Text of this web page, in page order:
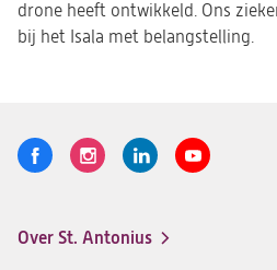
drone heeft ontwikkeld. Ons
bij het Isala met belangstelling.
Volg
Logo
een
Logo
een
Logo
een
Logo
Over St. Antonius